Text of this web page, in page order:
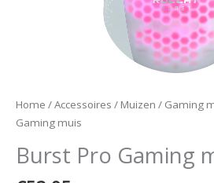
Home /Accessoires / Muizen / Gaming
Gaming muis
Burst Pro Gaming